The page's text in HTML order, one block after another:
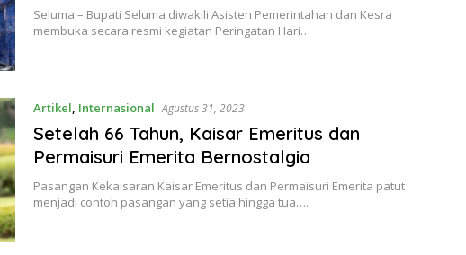
Seluma – Bupati Seluma diwakili Asisten Pemerintahan dan Kesra
membuka secara resmi kegiatan Peringatan Hari…
Artikel, Internasional Agustus 31, 2023
Setelah 66 Tahun, Kaisar Emeritus dan
Permaisuri Emerita Bernostalgia
Pasangan Kekaisaran Kaisar Emeritus dan Permaisuri Emerita patut
menjadi contoh pasangan yang setia hingga tua….